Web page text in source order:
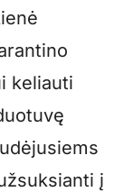
keliauti
į